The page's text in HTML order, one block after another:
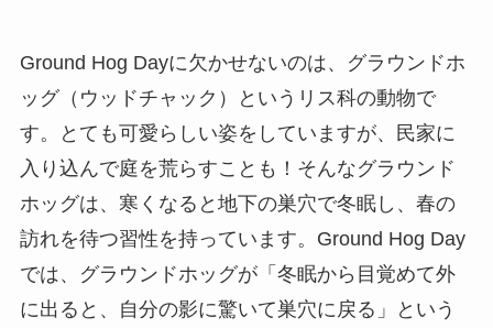
Ground Hog Dayに欠かせないのは、グラウンドホ
ッグ（ウッドチャック）というリス科の動物で
す。とても可愛らしい姿をしていますが、民家に
入り込んで庭を荒らすことも！そんなグラウンド
ホッグは、寒くなると地下の巣穴で冬眠し、春の
訪れを待つ習性を持っています。Ground Hog Day
では、グラウンドホッグが「冬眠から目覚めて外
に出ると、自分の影に驚いて巣穴に戻る」という